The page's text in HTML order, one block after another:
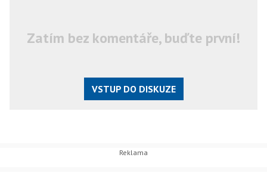
Zatím bez komentáře, buďte první!
VSTUP DO DISKUZE